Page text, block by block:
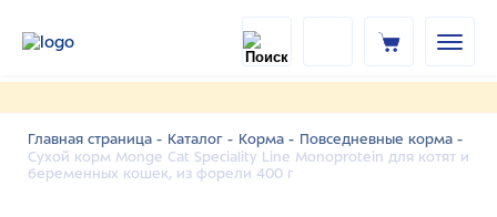
Главная страница - Каталог - Корма - Повседневные корма -
Сухой корм Monge Cat Speciality Line Monoprotein для котят и
беременных кошек, из форели 400 г